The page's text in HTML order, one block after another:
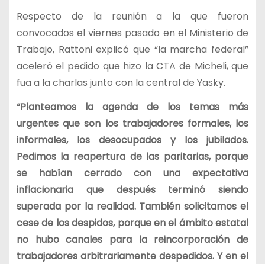
Respecto de la reunión a la que fueron
convocados el viernes pasado en el Ministerio de
Trabajo, Rattoni explicó que “la marcha federal”
aceleró el pedido que hizo la CTA de Micheli, que
fua a la charlas junto con la central de Yasky.
“Planteamos la agenda de los temas más
urgentes que son los trabajadores formales, los
informales, los desocupados y los jubilados.
Pedimos la reapertura de las paritarias, porque
se habían cerrado con una expectativa
inflacionaria que después terminó siendo
superada por la realidad. También solicitamos el
cese de los despidos, porque en el ámbito estatal
no hubo canales para la reincorporación de
trabajadores arbitrariamente despedidos. Y en el